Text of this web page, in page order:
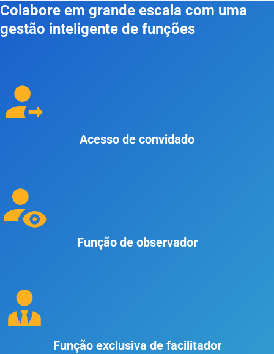
Colabore em grande escala com uma
gestão inteligente de funções
Acesso de convidado
Função de observador
Função exclusiva de facilitador